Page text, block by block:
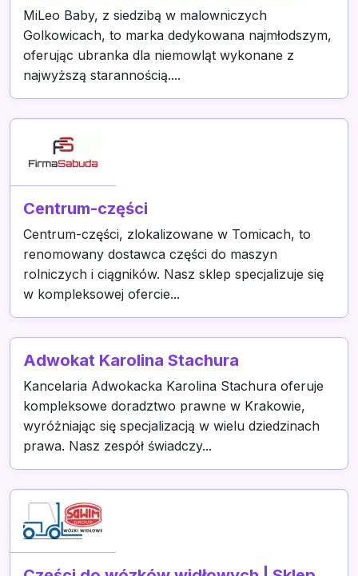
MiLeo Baby, z siedzibą w malowniczych
Golkowicach, to marka dedykowana najmłodszym,
oferując ubranka dla niemowląt wykonane z
najwyższą starannością....
Centrum-części
Centrum-części, zlokalizowane w Tomicach, to
renomowany dostawca części do maszyn
rolniczych i ciągników. Nasz sklep specjalizuje się
w kompleksowej ofercie...
Adwokat Karolina Stachura
Kancelaria Adwokacka Karolina Stachura oferuje
kompleksowe doradztwo prawne w Krakowie,
wyróżniając się specjalizacją w wielu dziedzinach
prawa. Nasz zespół świadczy...